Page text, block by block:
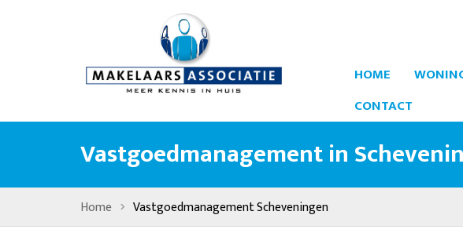
HOME
CONTACT
Vastgoedmanagement in
Home › Vastgoedmanagement Scheveningen